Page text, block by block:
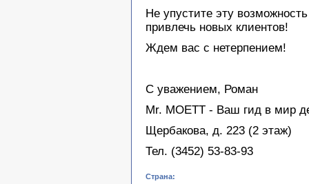
Не упустите эту
привлечь новых клиентов!
Ждем вас с нетерпением!
С уважением, Роман
Mr. MOETT - Ваш гид в мир
Щербакова, д. 223 (2 этаж)
Тел. (3452) 53-83-93
Страна: